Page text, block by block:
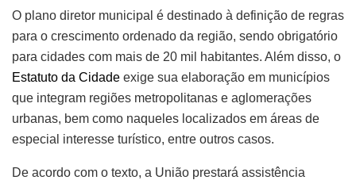
O plano diretor municipal é destinado à definição de regras
para o crescimento ordenado da região, sendo obrigatório
para cidades com mais de 20 mil habitantes. Além disso, o
Estatuto da Cidade exige sua elaboração em municípios
que integram regiões metropolitanas e aglomerações
urbanas, bem como naqueles localizados em áreas de
especial interesse turístico, entre outros casos.
De acordo com o texto, a União prestará assistência